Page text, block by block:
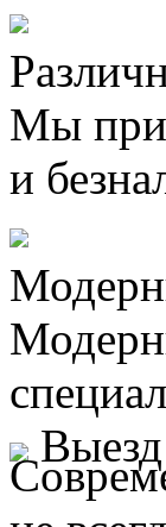
Мы
и